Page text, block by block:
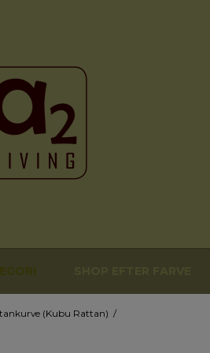
(Kubu Rattan) /